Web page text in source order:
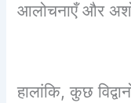
आलोचनाएँ और
हालांकि, कुछ